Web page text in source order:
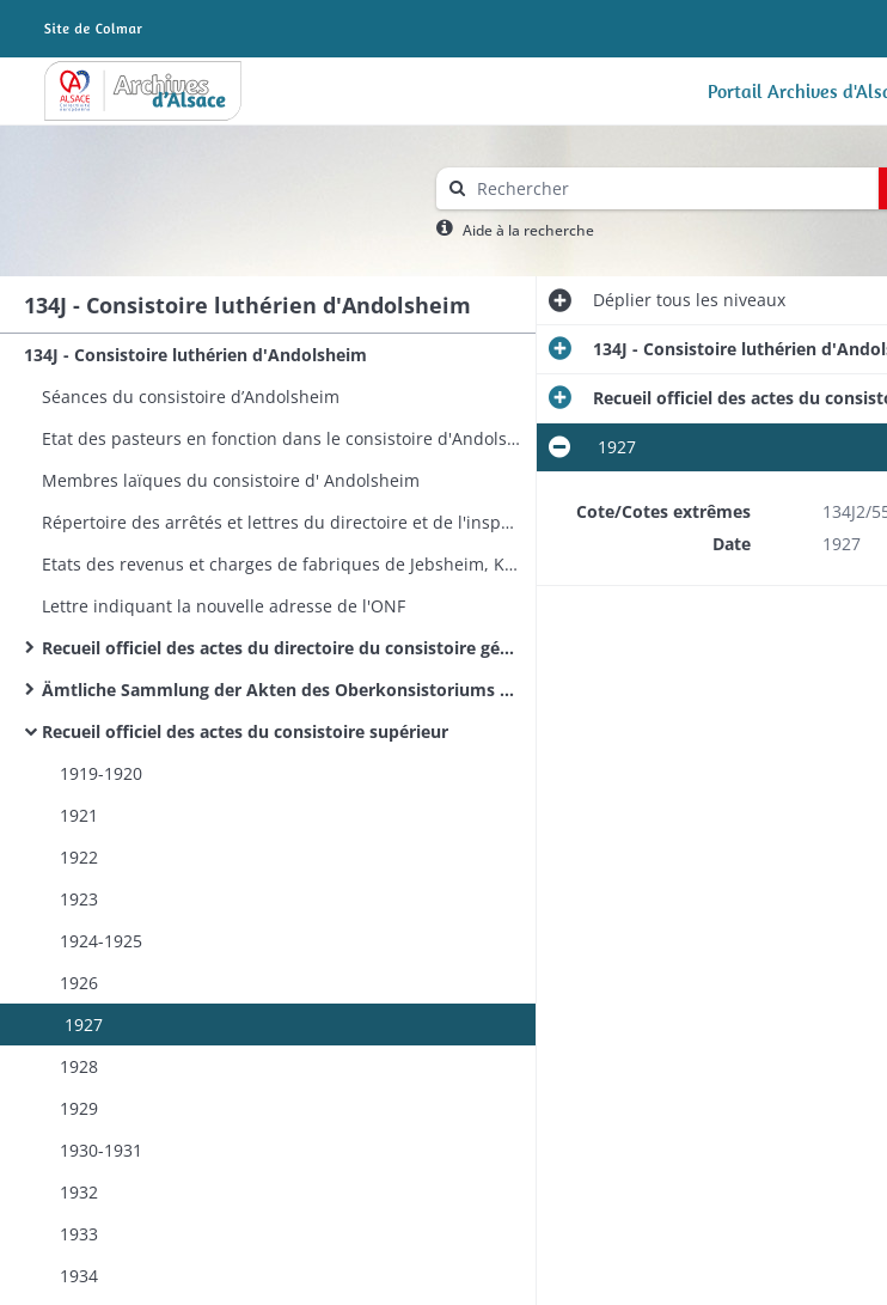
Archives Alsace - Colmar Portail Archives
Aide à la recherche
134J - Consistoire luthérien d'Andolsheim
134J - Consistoire luthérien d'Andolsheim
Séances du consistoire d’Andolsheim
Etat des pasteurs en fonction dans le consistoire d'Andolsheim avec indication de leur date d'élection
Membres laïques du consistoire d' Andolsheim
Répertoire des arrêtés et lettres du directoire et de l'inspecteur ecclésiastique concernant le consistoire d’Andolsheim déposés dans ses archives
Etats des revenus et charges de fabriques de Jebsheim, Kunheim, Sundhoffen
Lettre indiquant la nouvelle adresse de l'ONF
Recueil officiel des actes du directoire du consistoire général de la confession d'Augsbourg
Ämtliche Sammlung der Akten des Oberkonsistoriums und des Direktoriums der Kirche Augsburgischer Konfession
Recueil officiel des actes du consistoire supérieur
1919-1920
1921
1922
1923
1924-1925
1926
1927
1928
1929
1930-1931
1932
1933
1934
Dépliertous les niveaux
134J - Consistoire luthérien
Recueil officiel des actes du
1927
Cote/Cotes extrêmes
134J2/
Date
1927